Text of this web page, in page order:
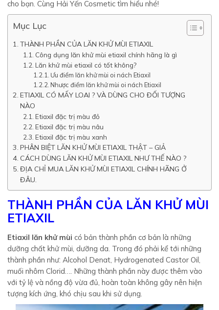
cho bạn. Cùng Hải Yến Cosmetic tìm hiểu nhé!
Mục Lục
THÀNH PHẦN CỦA LĂN KHỬ MÙI ETIAXIL
Công dụng lăn khử mùi etiaxil chính hãng là gì
Lăn khử mùi etiaxil có tốt không?
Ưu điểm lăn khử mùi oi nách Etiaxil
Nhược điểm lăn khử mùi oi nách Etiaxil
ETIAXIL CÓ MẤY LOAI ? VÀ DÙNG CHO ĐỐI TƯỢNG
NÀO
Etiaxil đặc trị màu đỏ
Etiaxil đặc trị màu nâu
Etiaxil đặc trị màu xanh
PHÂN BIỆT LĂN KHỬ MÙI ETIAXIL THẬT – GIẢ
CÁCH DÙNG LĂN KHỬ MÙI ETIAXIL NHƯ THẾ NÀO ?
ĐỊA CHỈ MUA LĂN KHỬ MÙI ETIAXIL CHÍNH HÃNG Ở
ĐÂU.
THÀNH PHẦN CỦA LĂN KHỬ MÙI
ETIAXIL
Etiaxil lăn khử mùi có bản thành phần cơ bản là những
dưỡng chất khử mùi, dưỡng da. Trong đó phải kể tới những
thành phần như: Alcohol Denat, Hydrogenated Castor Oil,
muối nhôm Clorid…. Những thành phần này được thêm vào
với tỷ lệ và nồng độ vừa đủ, hoàn toàn không gây nên hiện
tượng kích ứng, khó chịu sau khi sử dụng.